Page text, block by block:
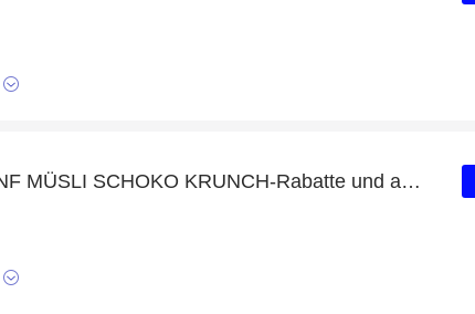
HANF MÜSLI SCHOKO KRUNCH-Rabatte und andere 72-Angebote